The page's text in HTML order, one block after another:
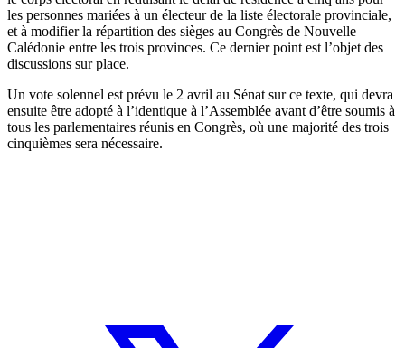
les personnes mariées à un électeur de la liste électorale provinciale,
et à modifier la répartition des sièges au Congrès de Nouvelle
Calédonie entre les trois provinces. Ce dernier point est l’objet des
discussions sur place.
Un vote solennel est prévu le 2 avril au Sénat sur ce texte, qui devra
ensuite être adopté à l’identique à l’Assemblée avant d’être soumis à
tous les parlementaires réunis en Congrès, où une majorité des trois
cinquièmes sera nécessaire.